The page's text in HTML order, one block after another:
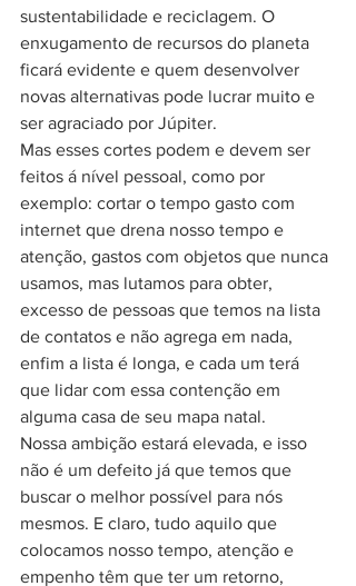
sustentabilidade e reciclagem. O
enxugamento de recursos do planeta
ficará evidente e quem desenvolver
novas alternativas pode lucrar muito e
ser agraciado por Júpiter.
Mas esses cortes podem e devem ser
feitos á nível pessoal, como por
exemplo: cortar o tempo gasto com
internet que drena nosso tempo e
atenção, gastos com objetos que nunca
usamos, mas lutamos para obter,
excesso de pessoas que temos na lista
de contatos e não agrega em nada,
enfim a lista é longa, e cada um terá
que lidar com essa contenção em
alguma casa de seu mapa natal.
Nossa ambição estará elevada, e isso
não é um defeito já que temos que
buscar o melhor possível para nós
mesmos. E claro, tudo aquilo que
colocamos nosso tempo, atenção e
empenho têm que ter um retorno,